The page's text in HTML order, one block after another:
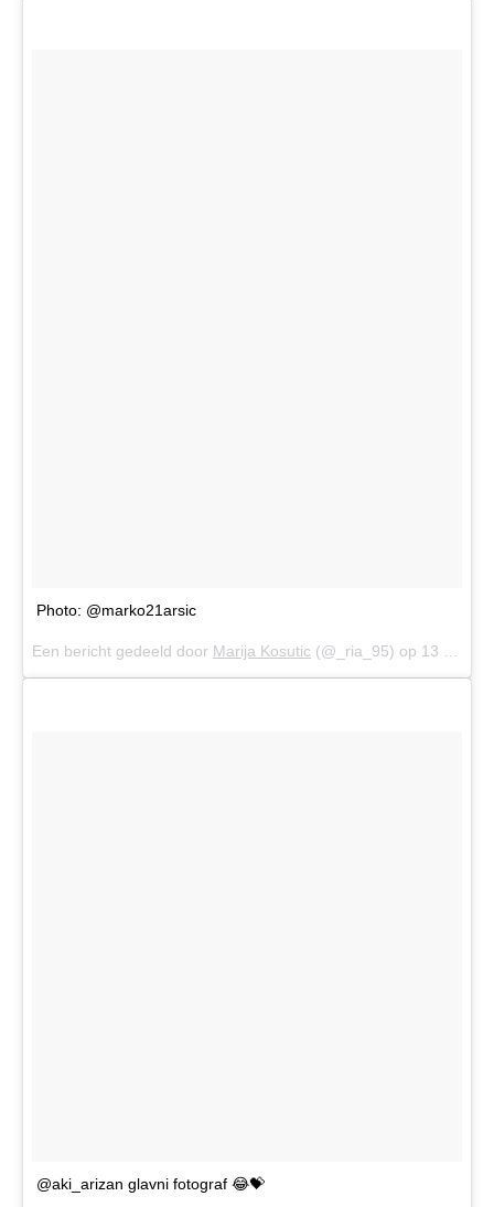
Photo: @marko21arsic
Een bericht gedeeld door Marija Kosutic (@_ria_95) op 13 Sep 2016 om 1:42 (PDT)
@aki_arizan glavni fotograf 😂💝